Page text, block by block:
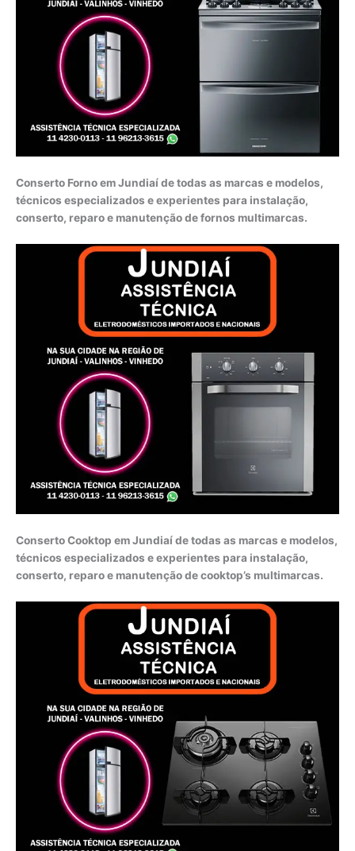
Conserto Forno em Jundiaí de todas as marcas e modelos,
técnicos especializados e experientes para instalação,
conserto, reparo e manutenção de fornos multimarcas.
Conserto Cooktop em Jundiaí de todas as marcas e modelos,
técnicos especializados e experientes para instalação,
conserto, reparo e manutenção de cooktop’s multimarcas.